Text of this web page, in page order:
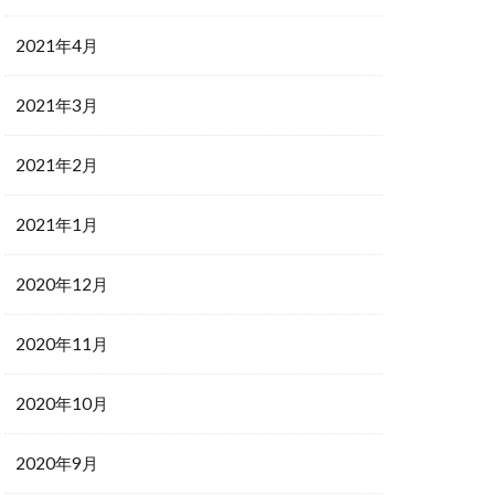
2021年4月
2021年3月
2021年2月
2021年1月
2020年12月
2020年11月
2020年10月
2020年9月